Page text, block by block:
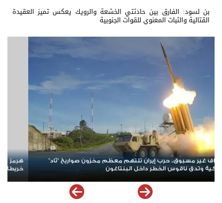
بن لسود: الفارق بين حادثتي الخشعة والرويك يعكس تميز العقيدة
القتالية والثبات المعنوي للقوات الجنوبية
مرحلة جديدة.. تفاهمات إيرانية–عُمانية تعيد رسم
في المضيق
حضرموت في قلب
معركة جديدة على